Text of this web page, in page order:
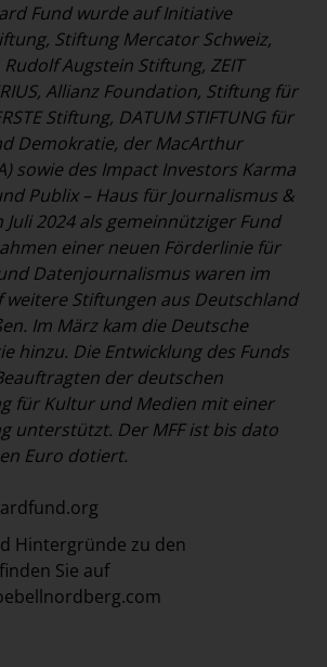
Fund wurde auf Initiative
Stiftung Mercator Schweiz,
Augstein Stiftung, ZEIT
Allianz Foundation, Stiftung für
Stiftung, DATUM STIFTUNG für
Demokratie, der MacArthur
sowie des Impact Investors Karma
Publix – Haus für Journalismus &
2024 als gemeinnütziger Fund
einer neuen Förderlinie für
Datenjournalismus waren im
weitere Stiftungen aus Deutschland
Im März kam die Deutsche
hinzu. Die Entwicklung des Funds
der deutschen
für Kultur und Medien mit einer
unterstützt. Der MFF ist bis dato
Euro dotiert.
Hintergründe zu den
Sie auf